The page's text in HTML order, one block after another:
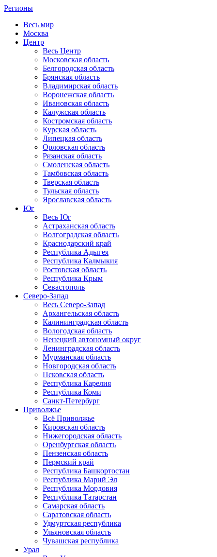
Регионы
Весь мир
Москва
Центр
Весь Центр
Московская область
Белгородская область
Брянская область
Владимирская область
Воронежская область
Ивановская область
Калужская область
Костромская область
Курская область
Липецкая область
Орловская область
Рязанская область
Смоленская область
Тамбовская область
Тверская область
Тульская область
Ярославская область
Юг
Весь Юг
Астраханская область
Волгоградская область
Краснодарский край
Республика Адыгея
Республика Калмыкия
Ростовская область
Республика Крым
Севастополь
Северо-Запад
Весь Северо-Запад
Архангельская область
Калининградская область
Вологодская область
Ненецкий автономный округ
Ленинградская область
Мурманская область
Новгородская область
Псковская область
Республика Карелия
Республика Коми
Санкт-Петербург
Приволжье
Всё Приволжье
Кировская область
Нижегородская область
Оренбургская область
Пензенская область
Пермский край
Республика Башкортостан
Республика Марий Эл
Республика Мордовия
Республика Татарстан
Самарская область
Саратовская область
Удмуртская республика
Ульяновская область
Чувашская республика
Урал